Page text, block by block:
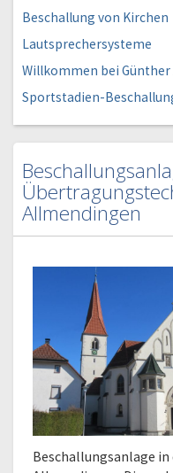
Beschallung von Kirchen
Lautsprechersysteme
Willkommen bei Günther
Sportstadien-
Allmendingen
Beschallungsanlage